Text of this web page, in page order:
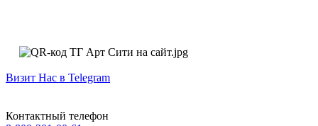
Визит Нас в Telegram
Контактный телефон